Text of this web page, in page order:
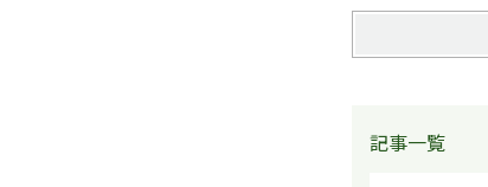
記事一覧